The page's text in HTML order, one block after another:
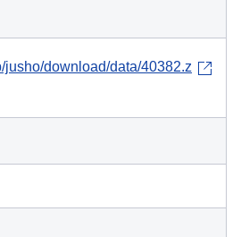
jusho/download/data/40382.z